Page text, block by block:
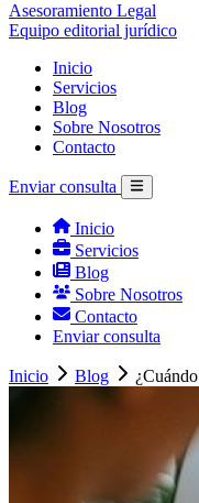
Asesoramiento Legal
Equipo editorial jurídico
Inicio
Servicios
Blog
Sobre Nosotros
Contacto
Enviar consulta
Inicio
Servicios
Blog
Sobre Nosotros
Contacto
Enviar consulta
Inicio Blog